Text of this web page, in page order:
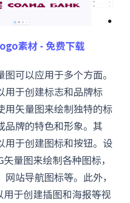
素材 - 免费下载
可以应用于多个方面。
用于创建标志和品牌标
用矢量图来绘制独特的标
品牌的特色和形象。其
用于创建图标和按钮。设
矢量图来绘制各种图标，
站导航图标等。此外，
用于创建插图和海报等视